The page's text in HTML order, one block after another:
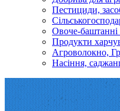
Пестициди,
Овоче-баштанні
Продукти
Агроволокно,
Насіння,